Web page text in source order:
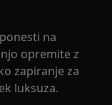
na
opremite z
zapiranje za
luksuza.